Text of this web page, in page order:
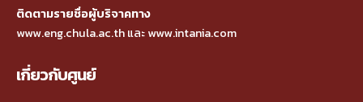
ติดตามรายชื่อผู้บริจาคทาง
www.eng.chula.ac.thและwww.intania.com
เกี่ยวกับศูนย์